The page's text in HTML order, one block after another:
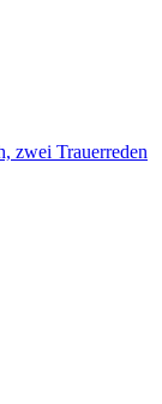
zwei Trauerreden